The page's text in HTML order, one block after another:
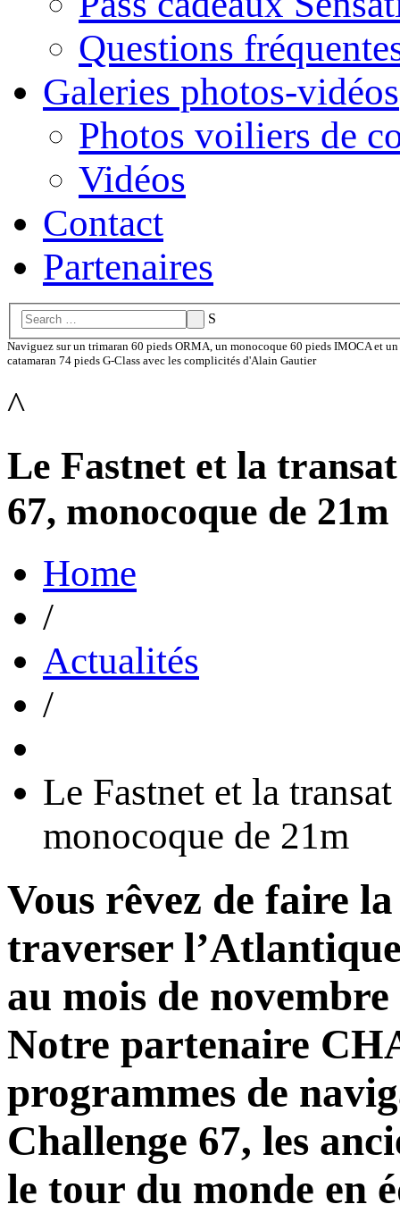
Questions
Galeries photos-vidéos
Photos voiliers de
Vidéos
Contact
Partenaires
S
Naviguez sur un trimaran 60 pieds ORMA, un monocoque 60 pieds IMOCA et
catamaran 74 pieds G-Class avec les complicités d'Alain Gautier
^
Le Fastnet et la
67, monocoque de 21m
Home
/
Actualités
/
Le Fastnet et la
monocoque de 21m
Vous rêvez de faire
traverser
au mois de novembre
Notre partenaire
programmes de
Challenge 67, les
le tour du monde en